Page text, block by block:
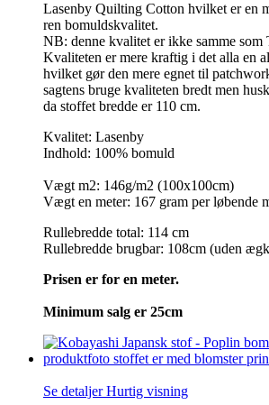
Lasenby Quilting Cotton hvilket er en
ren bomuldskvalitet.
NB: denne kvalitet er ikke samme som
Kvaliteten er mere kraftig i det alla en
hvilket gør den mere egnet til
sagtens bruge kvaliteten bredt men
da stoffet bredde er 110 cm.
Kvalitet: Lasenby
Indhold: 100% bomuld
Vægt m2: 146g/m2 (100x100cm)
Vægt en meter: 167 gram per løbende
Rullebredde total: 114 cm
Rullebredde brugbar: 108cm (uden
Prisen er for en meter.
Minimum salg er 25cm
Se detaljerHurtig visning